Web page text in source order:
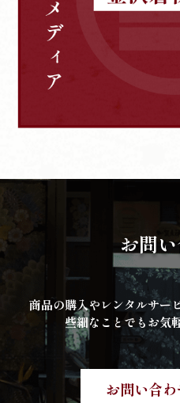
お問
商品の購入やレンタルサー
些細なことでもお気
お問い合